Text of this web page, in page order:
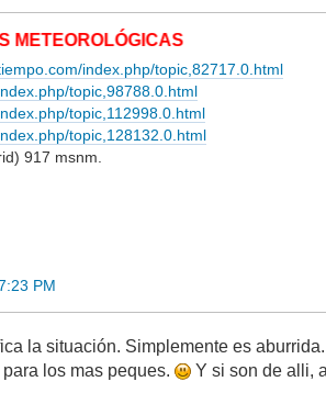
index.php/topic,82717.0.html
topic,98788.0.html
topic,112998.0.html
topic,128132.0.html
917 msnm.
PM
la situación. Simplemente es
los mas peques.
Y si son de alli,